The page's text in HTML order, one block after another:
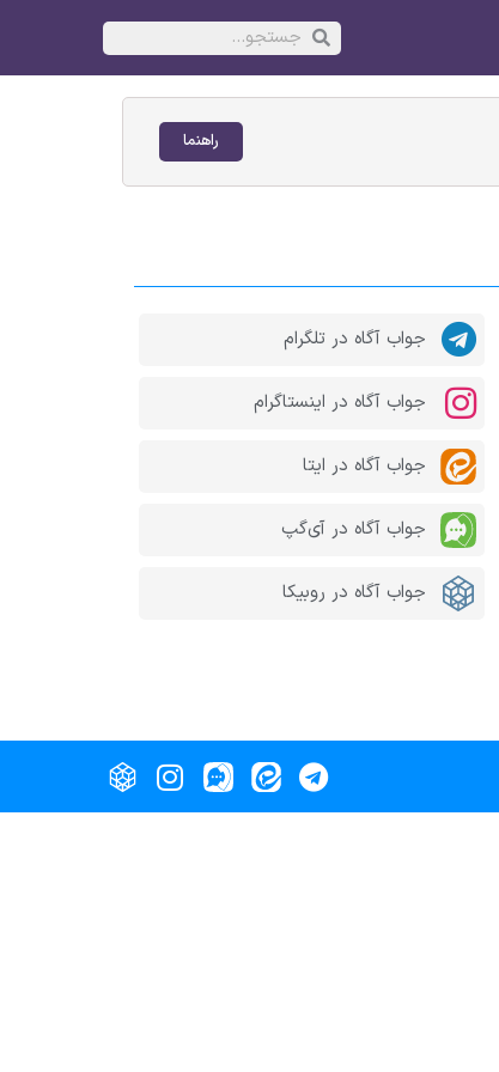
راهنما
جواب آگاه در تلگرام
جواب آگاه در اینستاگرام
جواب آگاه در ایتا
جواب آگاه در آی‌گپ
جواب آگاه در روبیکا